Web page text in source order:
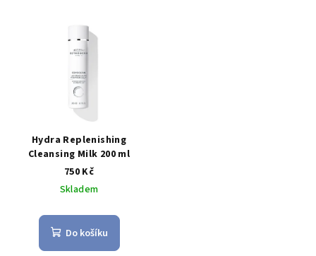
Hydra Replenishing
Cleansing Milk 200 ml
750 Kč
Skladem
Do košíku